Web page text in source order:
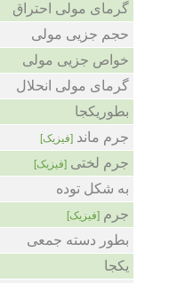
گرمای مولی احتراق
حجم جزیی مولی
خواص جزیی مولی
گرمای مولی انحلال
بطوریکجا
جرم ماند [فیزیک]
جرم لختی [فیزیک]
به شکل توده
جرم [فیزیک]
بطور دسته جمعی
یکجا